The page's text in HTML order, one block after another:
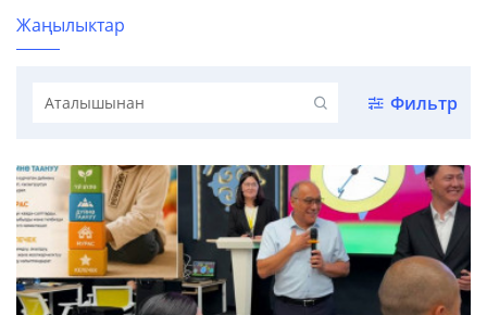
Жаңылыктар
Фильтр